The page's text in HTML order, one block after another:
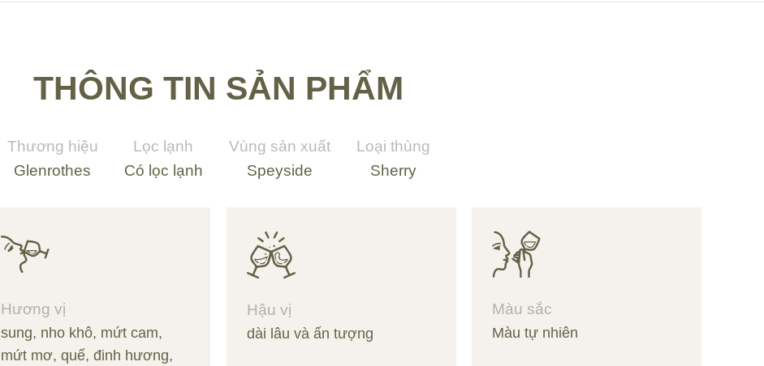
THÔNG TIN SẢN PHẨM
Thương hiệu
Glenrothes
Lọc lạnh
Có lọc lạnh
Vùng sản xuất
Speyside
Loại thùng
Sherry
Hương vị
sung, nho khô, mứt cam,
mứt mơ, quế, đinh hương,
Hậu vị
dài lâu và ấn tượng
Màu sắc
Màu tự nhiên